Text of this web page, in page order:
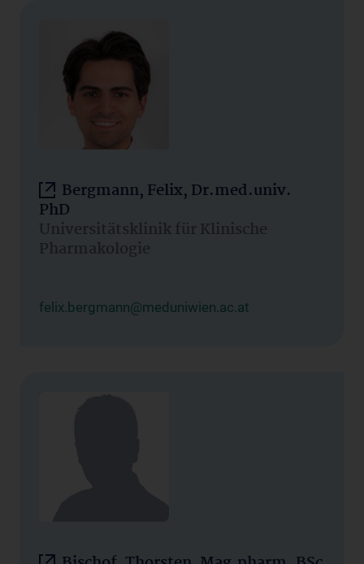
Bergmann, Felix, Dr.med.univ.
PhD
Universitätsklinik für Klinische
Pharmakologie
felix.bergmann@meduniwien.ac.at